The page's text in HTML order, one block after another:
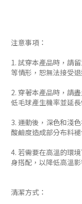
注意事項：
1. 試穿本產品時，請
等情形，恕無法接受退
2. 穿著本產品時，請
低毛球產生機率並延長
3. 運動後，深色和淺
酸鹼度造成部分布料
4. 若需要在高溫的環
身搭配，以降低高溫
清潔方式：